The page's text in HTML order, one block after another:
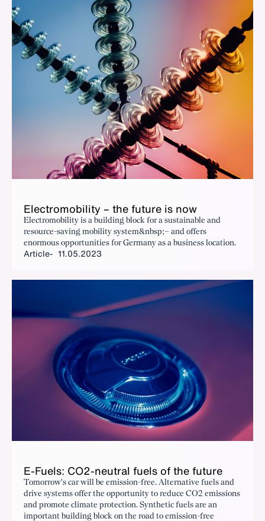
Elec­tro­mo­bil­i­ty – the fu­ture is now
Electromobility is a building block for a sustainable and
resource-saving mobility system&nbsp;– and offers
enormous opportunities for Germany as a business location.
Article 11.05.2023
E-Fu­els: CO2-neu­tral fu­els of the fu­ture
Tomorrow's car will be emission-free. Alternative fuels and
drive systems offer the opportunity to reduce CO2 emissions
and promote climate protection. Synthetic fuels are an
important building block on the road to emission-free